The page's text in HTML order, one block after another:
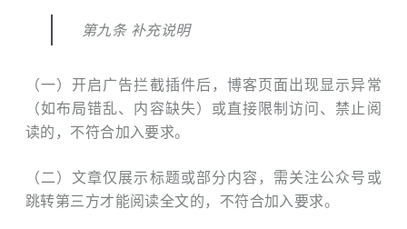
第九条 补充说明
（一）开启广告拦截插件后，博客页面出现显示异常
（如布局错乱、内容缺失）或直接限制访问、禁止阅
读的，不符合加入要求。
（二）文章仅展示标题或部分内容，需关注公众号或
跳转第三方才能阅读全文的，不符合加入要求。